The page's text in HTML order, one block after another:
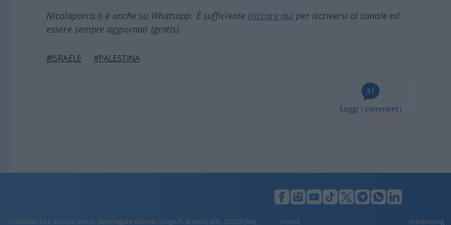
Nicolaporro.it è anche su Whatsapp. È sufficiente cliccare qui per iscriversi al canale ed
essere sempre aggiornati (gratis).
#ISRAELE #PALESTINA
31
Leggi i commenti
LUNIFIN S.r.l. a socio unico. Sede legale Milano, Largo F. Richini, 2/A, 20122 (MI), Home Advertising